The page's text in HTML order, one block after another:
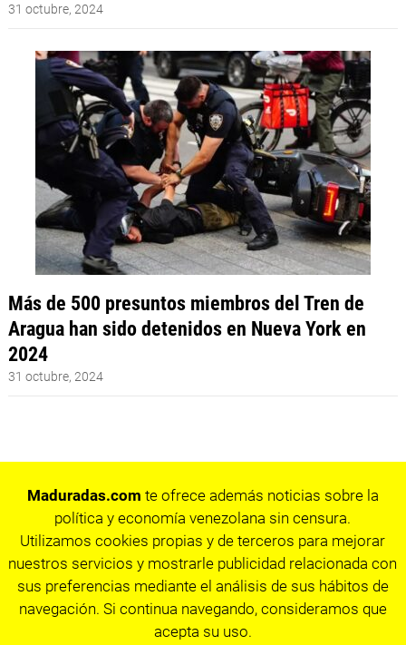
31 octubre, 2024
Más de 500 presuntos miembros del Tren de
Aragua han sido detenidos en Nueva York en
2024
31 octubre, 2024
Maduradas.com te ofrece además noticias sobre la
política y economía venezolana sin censura.
Utilizamos cookies propias y de terceros para mejorar
nuestros servicios y mostrarle publicidad relacionada con
sus preferencias mediante el análisis de sus hábitos de
navegación. Si continua navegando, consideramos que
acepta su uso.